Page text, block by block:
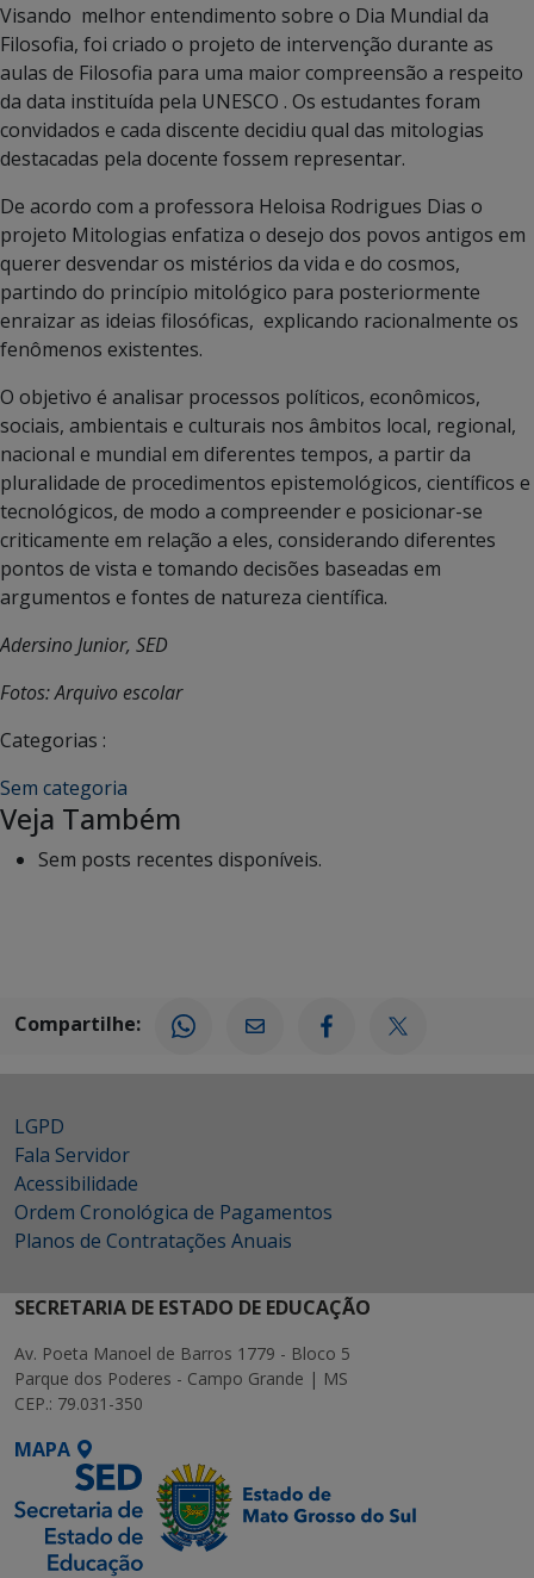
Visando melhor entendimento sobre o Dia Mundial da
Filosofia, foi criado o projeto de intervenção durante as
aulas de Filosofia para uma maior compreensão a respeito
da data instituída pela UNESCO . Os estudantes foram
convidados e cada discente decidiu qual das mitologias
destacadas pela docente fossem representar.
De acordo com a professora Heloisa Rodrigues Dias o
projeto Mitologias enfatiza o desejo dos povos antigos em
querer desvendar os mistérios da vida e do cosmos,
partindo do princípio mitológico para posteriormente
enraizar as ideias filosóficas, explicando racionalmente os
fenômenos existentes.
O objetivo é analisar processos políticos, econômicos,
sociais, ambientais e culturais nos âmbitos local, regional,
nacional e mundial em diferentes tempos, a partir da
pluralidade de procedimentos epistemológicos, científicos e
tecnológicos, de modo a compreender e posicionar-se
criticamente em relação a eles, considerando diferentes
pontos de vista e tomando decisões baseadas em
argumentos e fontes de natureza científica.
Adersino Junior, SED
Fotos: Arquivo escolar
Categorias :
Sem categoria
Veja Também
Sem posts recentes disponíveis.
Compartilhe:
LGPD
Fala Servidor
Acessibilidade
Ordem Cronológica de Pagamentos
Planos de Contratações Anuais
SECRETARIA DE ESTADO DE EDUCAÇÃO
Av. Poeta Manoel de Barros 1779 - Bloco 5
Parque dos Poderes - Campo Grande | MS
CEP.: 79.031-350
MAPA